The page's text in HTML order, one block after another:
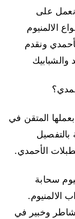
على
الالمنيوم
ونقدم
والشبابيك
المتقن في
بالتفصيل
الأحمدي.
سحابة
الالمنيوم.
شاطر وخبير في